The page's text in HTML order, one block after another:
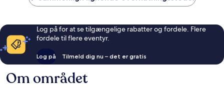
Log på for at se tilgængelige rabatter og fordele. Flere
fordele til flere eventyr.
Log på Tilmeld dig nu – det er gratis
Om området